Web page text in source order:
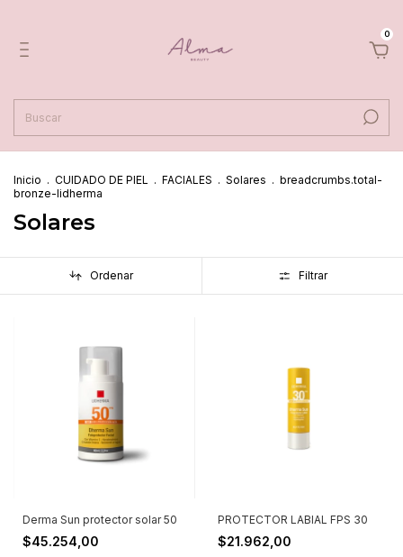
0
Inicio . CUIDADO DE PIEL . FACIALES . Solares . breadcrumbs.total-
bronze-lidherma
Solares
Ordenar Filtrar
Derma Sun protector solar 50
$45.254,00
PROTECTOR LABIAL FPS 30
$21.962,00